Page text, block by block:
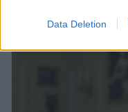
Data Deletion